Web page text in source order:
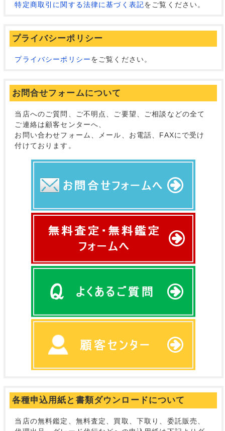
特定商取引に関する法律に基づく表記をご覧ください。
プライバシーポリシー
プライバシーポリシーをご覧ください。
お問合せフォームについて
当店へのご質問、ご不明点、ご要望、ご相談などの全て
ご連絡は顧客センターへ、
お問い合わせフォーム、メール、お電話、FAXにで受け
付けております。
各種申込用紙と書類ダウンロードについて
当店の無料鑑定、無料査定、買取、下取り、委託販売、